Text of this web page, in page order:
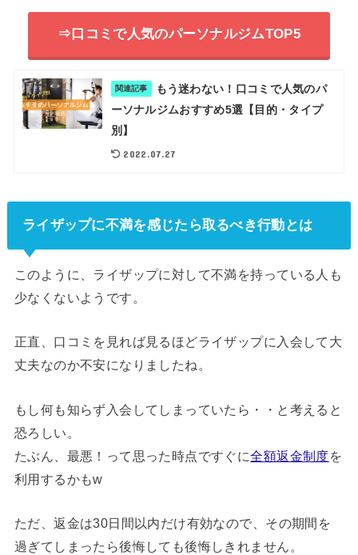
⇒口コミで人気のパーソナルジムTOP5
関連記事
もう迷わない！口コミで人気のパ
ーソナルジムおすすめ5選【目的・タイプ
別】
2022.07.27
ライザップに不満を感じたら取るべき行動とは
このように、ライザップに対して不満を持っている人も
少なくないようです。
正直、口コミを見れば見るほどライザップに入会して大
丈夫なのか不安になりましたね。
もし何も知らず入会してしまっていたら・・と考えると
恐ろしい。
たぶん、最悪！って思った時点ですぐに全額返金制度を
利用するかもw
ただ、返金は30日間以内だけ有効なので、その期間を
過ぎてしまったら後悔しても後悔しきれません。